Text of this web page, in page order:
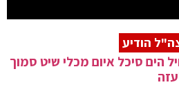
הודיע
הים סיכל איום מכלי שיט סמוך